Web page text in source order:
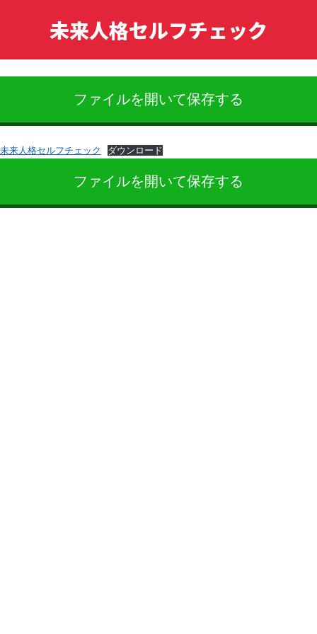
未来人格セルフチェック
ファイルを開いて保存する
未来人格セルフチェック ダウンロード
ファイルを開いて保存する